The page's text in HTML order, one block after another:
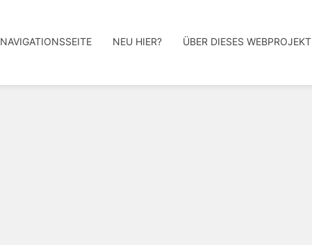
NAVIGATIONSSEITE NEU HIER? ÜBER DIESES WEBPROJEKT